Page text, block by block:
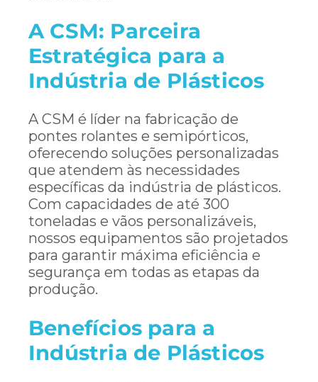
A CSM: Parceira
Estratégica para a
Indústria de Plásticos
A CSM é líder na fabricação de
pontes rolantes e semipórticos,
oferecendo soluções personalizadas
que atendem às necessidades
específicas da indústria de plásticos.
Com capacidades de até 300
toneladas e vãos personalizáveis,
nossos equipamentos são projetados
para garantir máxima eficiência e
segurança em todas as etapas da
produção.
Benefícios para a
Indústria de Plásticos